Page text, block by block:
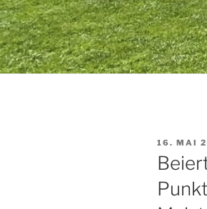
AM
16. MAI